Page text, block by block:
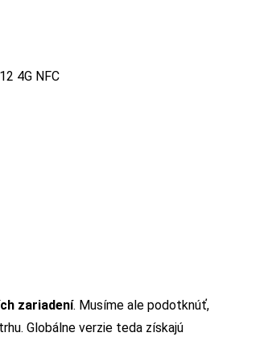
4G NFC
zariadení. Musíme ale podotknúť,
Globálne verzie teda získajú